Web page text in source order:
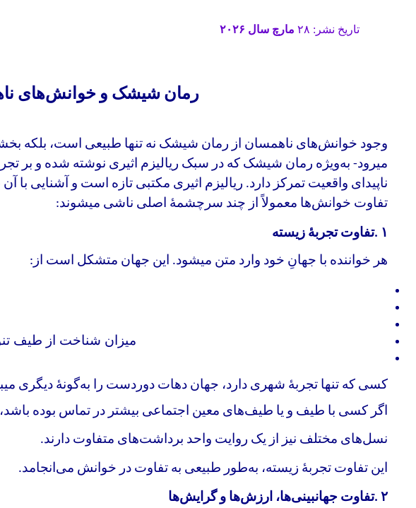
تاریخ نشر: ۲۸ مارچ سال ۲۰۲۶
رمان شیشک و خوانش‌های
وجود خوانش‌های ناهمسان از رمان شیشک نه تنها طبیعی است، بلکه
میرود- به‌ویژه رمان شیشک که در سبک ریالیزم اثیری نوشته شده و بر
ناپیدای واقعیت تمرکز دارد. ریالیزم اثیری مکتبی تازه است و آشنایی با آن
تفاوت خوانش‌ها معمولاً از چند سرچشمهٔ اصلی ناشی میشوند:
۱ .تفاوتتجربهٔ زیسته
هر خواننده با جهانِ خود وارد متن میشود. این جهان متشکل است از :
میزان شناخت از طیف
کسی که تنها تجربهٔ شهری دارد، جهان دهات دوردست را به‌گونهٔ دیگری
اگر کسی با طیف و یا طیف‌های معین اجتماعی بیشتر در تماس بوده
نسل‌های مختلف نیز از یک روایت واحد برداشت‌های متفاوت دارند.
این تفاوت تجربهٔ زیسته، به‌طور طبیعی به تفاوت در خوانش می‌انجامد.
۲ .تفاوت جهانبینی‌ها، ارزش‌ها و گرایش‌ها